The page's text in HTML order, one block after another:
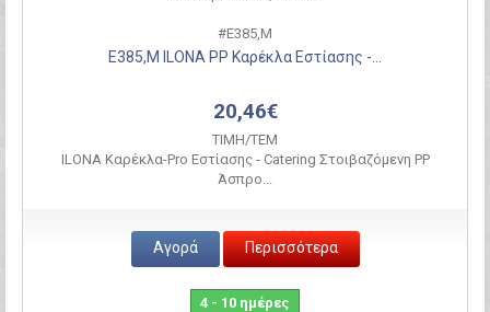
#Ε385,Μ
Ε385,Μ ILONA PP Καρέκλα Εστίασης -...
20,46€
ΤΙΜH/ΤΕΜ
ILONA Καρέκλα-Pro Εστίασης - Catering Στοιβαζόμενη PP
Άσπρο...
Αγορά Περισσότερα
4 - 10 ημέρες